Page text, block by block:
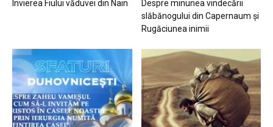
Învierea Fiului văduvei din Nain
Despre minunea vindecării
slăbănogului din Capernaum și
Rugăciunea inimii